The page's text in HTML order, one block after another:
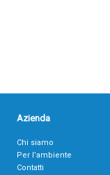
Azienda
Chi siamo
Per l’ambiente
Contatti